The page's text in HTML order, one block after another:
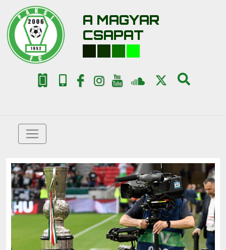
A MAGYAR
CSAPAT